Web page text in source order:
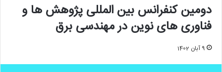
دومین کنفرانس بین المللی پژوهش ها و
فناوری های نوین در مهندسی برق
9 آبان 1402